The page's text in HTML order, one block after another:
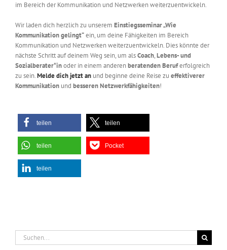
im Bereich der Kommunikation und Netzwerken weiterzuentwickeln.
Wir laden dich herzlich zu unserem Einstiegsseminar „Wie
Kommunikation gelingt“ein, um deine Fähigkeiten im Bereich
Kommunikation und Netzwerken weiterzuentwickeln. Dies könnte der
nächste Schritt auf deinem Weg sein, um alsCoach,Lebens- und
Sozialberater*inoder in einem anderenberatenden Beruferfolgreich
zu sein.Melde dich jetzt anund beginne deine Reise zu effektiverer
Kommunikationund besseren Netzwerkfähigkeiten!
teilen teilen
teilen Pocket
teilen
Suche
nach: